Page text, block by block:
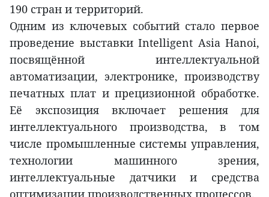
190 стран и территорий.
Одним из ключевых событий стало первое
проведение выставки Intelligent Asia Hanoi,
посвящённой интеллектуальной
автоматизации, электронике, производству
печатных плат и прецизионной обработке.
Её экспозиция включает решения для
интеллектуального производства, в том
числе промышленные системы управления,
технологии машинного зрения,
интеллектуальные датчики и средства
оптимизации производственных процессов.